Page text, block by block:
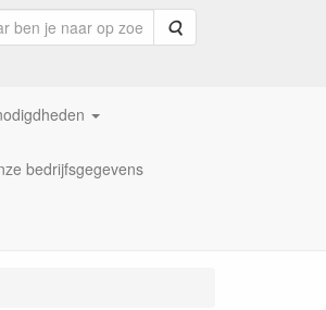
Zoeken
bedrijfsgegevens